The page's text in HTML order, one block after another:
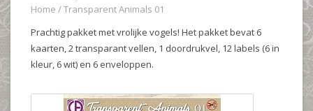
Home /Transparent Animals 01
Prachtig pakket met vrolijke vogels! Het pakket bevat 6
kaarten, 2 transparant vellen, 1 doordrukvel, 12 labels (6 in
kleur, 6 wit) en 6 enveloppen.